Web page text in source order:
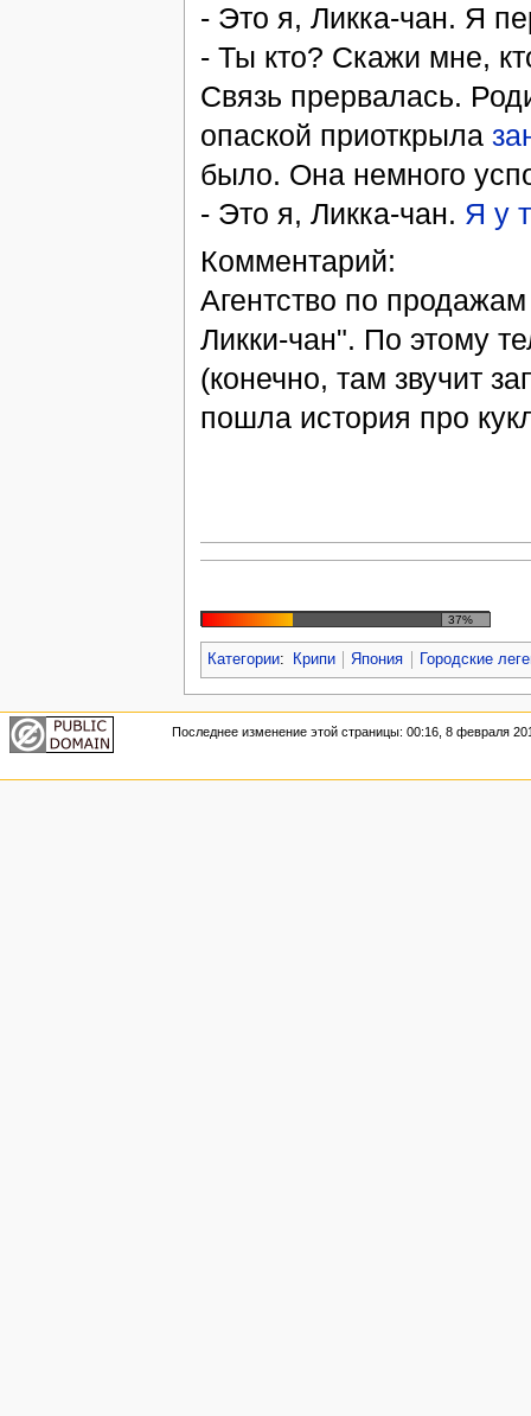
- Это я, Ликка-чан. Я
- Ты кто? Скажи мне,
Связь прервалась.
опаской приоткрыла
было. Она немного
- Это я, Ликка-чан. Я у
Комментарий:
Агентство по
Ликки-чан". По этому
(конечно, там звучит
пошла история про
37%
Категории: Крипи Япония Городские
Последнее изменение этой страницы: 00:16, 8 февраля